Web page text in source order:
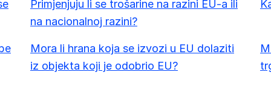
Primjenjuju li se trošarine na razini EU-a ili
na nacionalnoj razini?
Mora li hrana koja se izvozi u EU dolaziti
iz objekta koji je odobrio EU?